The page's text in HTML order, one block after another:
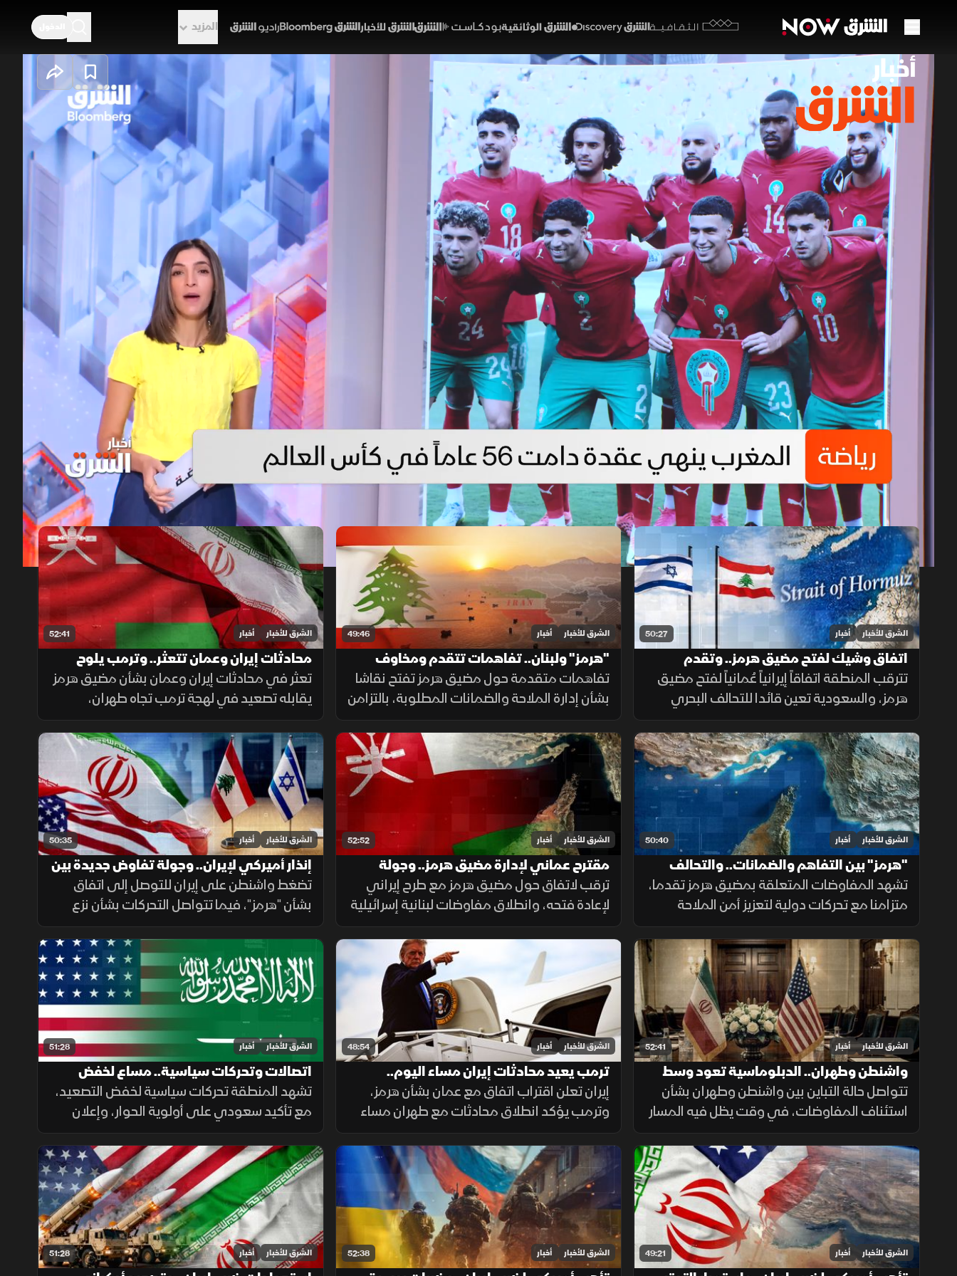
الثقافية
المزيد
00:11 03:12 1x auto
المغرب يواصل كتابة التاريخ.. ومواجهات حاسمة
ببطولة كأس العالم
30 يونيو 2026 03:11 أخبار
أخبار الشرق
تسود معنويات مرتفعة بصفوف المنتخبات الكبرى قبيل انطلاق مواجهات الأدوار الإقصائية ببطولة العالم.
وتشهد الملاعب جاهزية كاملة للعناصر الهجومية والدفاعية وسط رغبة جماهيرية حاشدة في مواصلة العروض
القوية، مما يضمن تدفقات استثمارية ضخمة وإنعاشاً حقيقياً لحركة الرعاية والتسويق بالسوق الرياضية
العالمية.
كأس العالم 2026 المغرب الولايات المتحدة أخبار الشرق
حلقات الموسم 2026
50:27 الشرق للأخبار أخبار
اتفاق وشيك لفتح مضيق هرمز.. وتقدم
بمفاوضات لبنان وإسرائيل
تترقب المنطقة اتفاقاً إيرانياً عُمانياً لفتح مضيق
هرمز، والسعودية تعين قائدا للتحالف البحري
الدفاعي. كما تقدمت المفاوضات اللبنانية
الإسرائيلية بروما، بينما كثفت روسيا هجماتها ضد
أوكرانيا.
49:46 الشرق للأخبار أخبار
"هرمز" ولبنان.. تفاهمات تتقدم ومخاوف
التصعيد مستمرة
تفاهمات متقدمة حول مضيق هرمز تفتح نقاشا
بشأن إدارة الملاحة والضمانات المطلوبة، بالتزامن
مع استمرار مفاوضات روما حول الحدود ووقف
إطلاق النار، وسط تداخل الحسابات الإقليمية
والدولية.
52:41 الشرق للأخبار أخبار
محادثات إيران وعمان تتعثر.. وترمب يلوح
بخيار التصعيد
تعثر في محادثات إيران وعمان بشأن مضيق هرمز
يقابله تصعيد في لهجة ترمب تجاه طهران،
بالتزامن مع استمرار ملفات القدس ولبنان وغزة،
وتحديات المهاجرين في سبتة.
50:40 الشرق للأخبار أخبار
"هرمز" بين التفاهم والضمانات.. والتحالف
البحري يعزز أمن الملاحة
تشهد المفاوضات المتعلقة بمضيق هرمز تقدما،
متزامنا مع تحركات دولية لتعزيز أمن الملاحة
وحماية التجارة العالمية، فيما يتواصل الدعم
للتحالف البحري الدفاعي وسط متابعة لتطورات
التهدئة الإقليمية.
52:52 الشرق للأخبار أخبار
مقترح عماني لإدارة مضيق هرمز.. وجولة
مفاوضات لبنانية في روما
ترقب لاتفاق حول مضيق هرمز مع طرح إيراني
لإعادة فتحه، وانطلاق مفاوضات لبنانية إسرائيلية
في روما، وتأكيد حماس التزامها بالاتفاق مقابل
الانسحاب، فيما يتصاعد القتال بين روسيا
وأوكرانيا.
50:35 الشرق للأخبار أخبار
إنذار أميركي لإيران.. وجولة تفاوض جديدة بين
لبنان وإسرائيل
تضغط واشنطن على إيران للتوصل إلى اتفاق
بشأن "هرمز"، فيما تتواصل التحركات بشأن نزع
السلاح في غزة، وتستعد روما لجولة جديدة من
المفاوضات اللبنانية الإسرائيلية، ومواقف داعمة
لأمن الملاحة في البحر الأحمر.
52:41 الشرق للأخبار أخبار
واشنطن وطهران.. الدبلوماسية تعود وسط
التصعيد
تتواصل حالة التباين بين واشنطن وطهران بشأن
استئناف المفاوضات، في وقت يظل فيه المسار
الدبلوماسي مطروحاً بالتزامن مع استمرار
التصعيد العسكري.
48:54 الشرق للأخبار أخبار
ترمب يعيد محادثات إيران مساء اليوم..
والسعودية تدفع نحو التهدئة
إيران تعلن اقتراب اتفاق مع عمان بشأن هرمز،
وترمب يؤكد انطلاق محادثات مع طهران مساء
الإثنين، فيما تدفع السعودية نحو التهدئة،
وتتواصل الضغوط الدولية بشأن غزة، ويعلن
المغرب حصيلة أحداث سبتة.
51:28 الشرق للأخبار أخبار
اتصالات وتحركات سياسية.. مساع لخفض
التصعيد في الشرق الأوسط
تشهد المنطقة تحركات سياسية لخفض التصعيد،
مع تأكيد سعودي على أولوية الحوار، وإعلان
أميركي عن إلغاء هجوم مشروط على إيران،
بالتزامن مع جهود لوقف القصف في غزة
وإجراءات إسبانية لمواجهة الهجرة.
49:21 الشرق للأخبار أخبار 52:38 الشرق للأخبار أخبار 51:28 الشرق للأخبار أخبار